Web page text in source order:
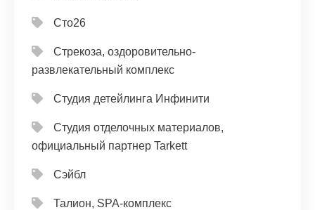
Сто26
Стрекоза, оздоровительно-
развлекательный комплекс
Студия детейлинга Инфинити
Студия отделочных материалов,
официальный партнер Tarkett
Сэйбл
Талион, SPA-комплекс